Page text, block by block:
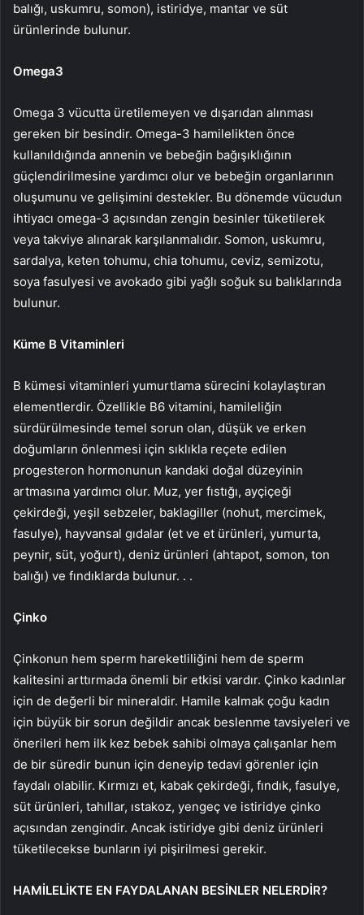
balığı, uskumru, somon), istiridye, mantar ve süt
ürünlerinde bulunur.
Omega3
Omega 3 vücutta üretilemeyen ve dışarıdan alınması
gereken bir besindir. Omega-3 hamilelikten önce
kullanıldığında annenin ve bebeğin bağışıklığının
güçlendirilmesine yardımcı olur ve bebeğin organlarının
oluşumunu ve gelişimini destekler. Bu dönemde vücudun
ihtiyacı omega-3 açısından zengin besinler tüketilerek
veya takviye alınarak karşılanmalıdır. Somon, uskumru,
sardalya, keten tohumu, chia tohumu, ceviz, semizotu,
soya fasulyesi ve avokado gibi yağlı soğuk su balıklarında
bulunur.
Küme B Vitaminleri
B kümesi vitaminleri yumurtlama sürecini kolaylaştıran
elementlerdir. Özellikle B6 vitamini, hamileliğin
sürdürülmesinde temel sorun olan, düşük ve erken
doğumların önlenmesi için sıklıkla reçete edilen
progesteron hormonunun kandaki doğal düzeyinin
artmasına yardımcı olur. Muz, yer fıstığı, ayçiçeği
çekirdeği, yeşil sebzeler, baklagiller (nohut, mercimek,
fasulye), hayvansal gıdalar (et ve et ürünleri, yumurta,
peynir, süt, yoğurt), deniz ürünleri (ahtapot, somon, ton
balığı) ve fındıklarda bulunur. . .
Çinko
Çinkonun hem sperm hareketliliğini hem de sperm
kalitesini arttırmada önemli bir etkisi vardır. Çinko kadınlar
için de değerli bir mineraldir. Hamile kalmak çoğu kadın
için büyük bir sorun değildir ancak beslenme tavsiyeleri ve
önerileri hem ilk kez bebek sahibi olmaya çalışanlar hem
de bir süredir bunun için deneyip tedavi görenler için
faydalı olabilir. Kırmızı et, kabak çekirdeği, fındık, fasulye,
süt ürünleri, tahıllar, ıstakoz, yengeç ve istiridye çinko
açısından zengindir. Ancak istiridye gibi deniz ürünleri
tüketilecekse bunların iyi pişirilmesi gerekir.
HAMİLELİKTE EN FAYDALANAN BESİNLER NELERDİR?